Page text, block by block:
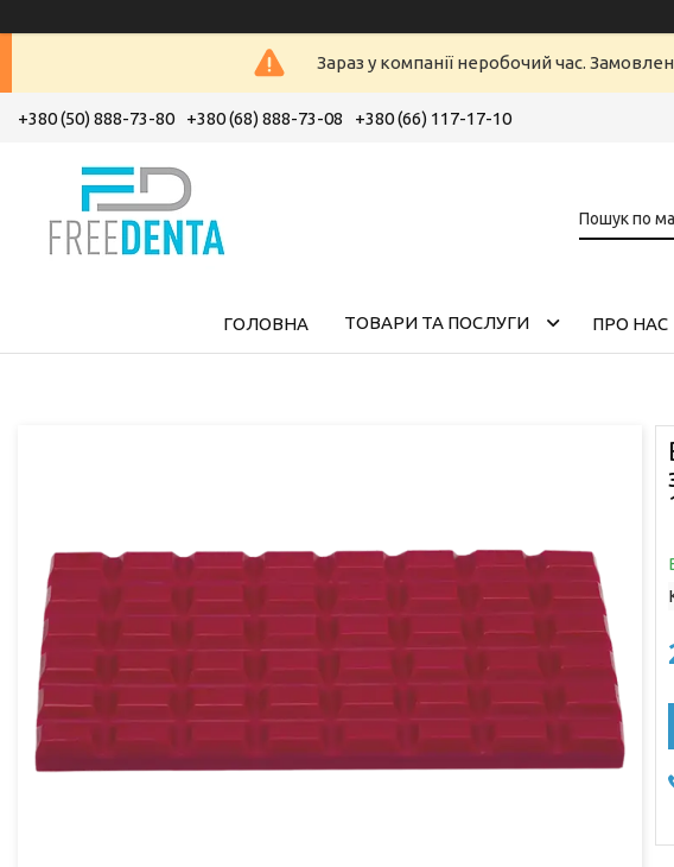
Зараз у компанії неробочий час.
+380 (50) 888-73-80 +380 (68) 888-73-08 +380 (66) 117-17-10
ГОЛОВНА ТОВАРИ ТА ПОСЛУГИ ПРО НАС